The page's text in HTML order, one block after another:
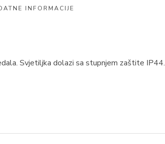
INFORMACIJE
Svjetiljka dolazi sa stupnjem zaštite IP44.